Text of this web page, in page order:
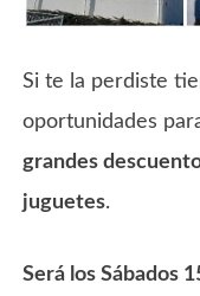
Si te la perdiste
oportunidades
grandes
juguetes.
Será los Sábados